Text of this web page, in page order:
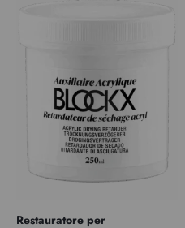
Restauratore per